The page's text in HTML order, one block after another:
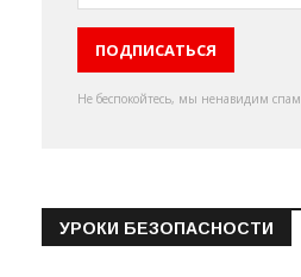
Не беспокойтесь, мы ненавидим спам
УРОКИ БЕЗОПАСНОСТИ